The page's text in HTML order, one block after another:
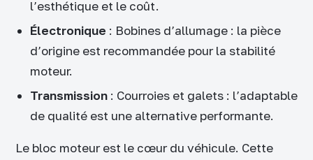
l’esthétique et le coût.
Électronique : Bobines d’allumage : la pièce
d’origine est recommandée pour la stabilité
moteur.
Transmission: Courroies et galets : l’adaptable
de qualité est une alternative performante.
Le bloc moteur est le cœur du véhicule. Cette